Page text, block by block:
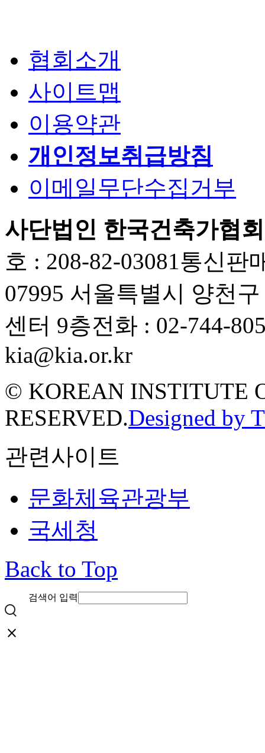
협회소개
사이트맵
이용약관
개인정보취급방침
이메일무단수집거부
사단법인 한국건축가협회
호 : 208-82-03081 통신판
07995 서울특별시 양천
센터 9층전화 : 02-744-
kia@kia.or.kr
© KOREAN INSTITUTE
RESERVED.Designed by
관련사이트
문화체육관광부
국세청
Back to Top
검색어 입력
close